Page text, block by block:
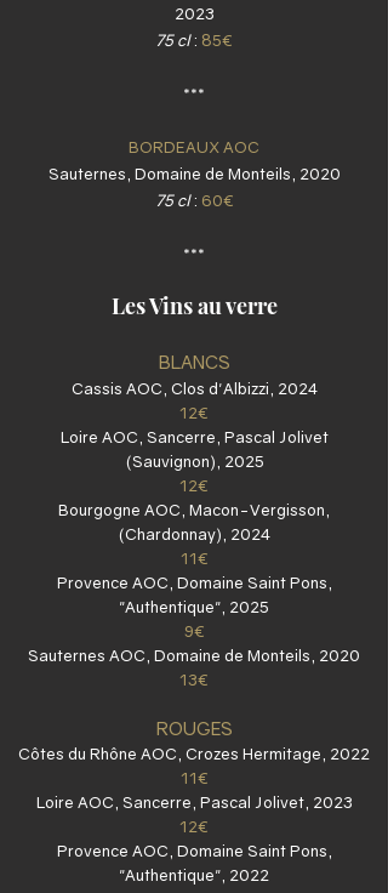
2023
75 cl: 85€
***
BORDEAUX AOC
Sauternes, Domaine de Monteils, 2020
75 cl: 60€
***
Les Vins au verre
BLANCS
Cassis AOC, Clos d'Albizzi, 2024
12€
Loire AOC, Sancerre, Pascal Jolivet
(Sauvignon), 2025
12€
Bourgogne AOC, Macon-Vergisson,
(Chardonnay), 2024
11€
Provence AOC, Domaine Saint Pons,
"Authentique", 2025
9€
Sauternes AOC, Domaine de Monteils, 2020
13€
ROUGES
Côtes du Rhône AOC, Crozes Hermitage, 2022
11€
Loire AOC, Sancerre, Pascal Jolivet, 2023
12€
Provence AOC, Domaine Saint Pons,
"Authentique", 2022